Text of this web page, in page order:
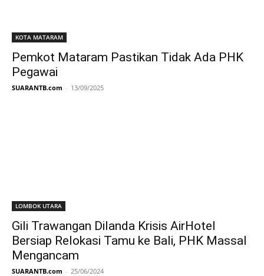
KOTA MATARAM
Pemkot Mataram Pastikan Tidak Ada PHK
Pegawai
SUARANTB.com - 13/09/2025
LOMBOK UTARA
Gili Trawangan Dilanda Krisis AirHotel
Bersiap Relokasi Tamu ke Bali, PHK Massal
Mengancam
SUARANTB.com - 25/06/2024